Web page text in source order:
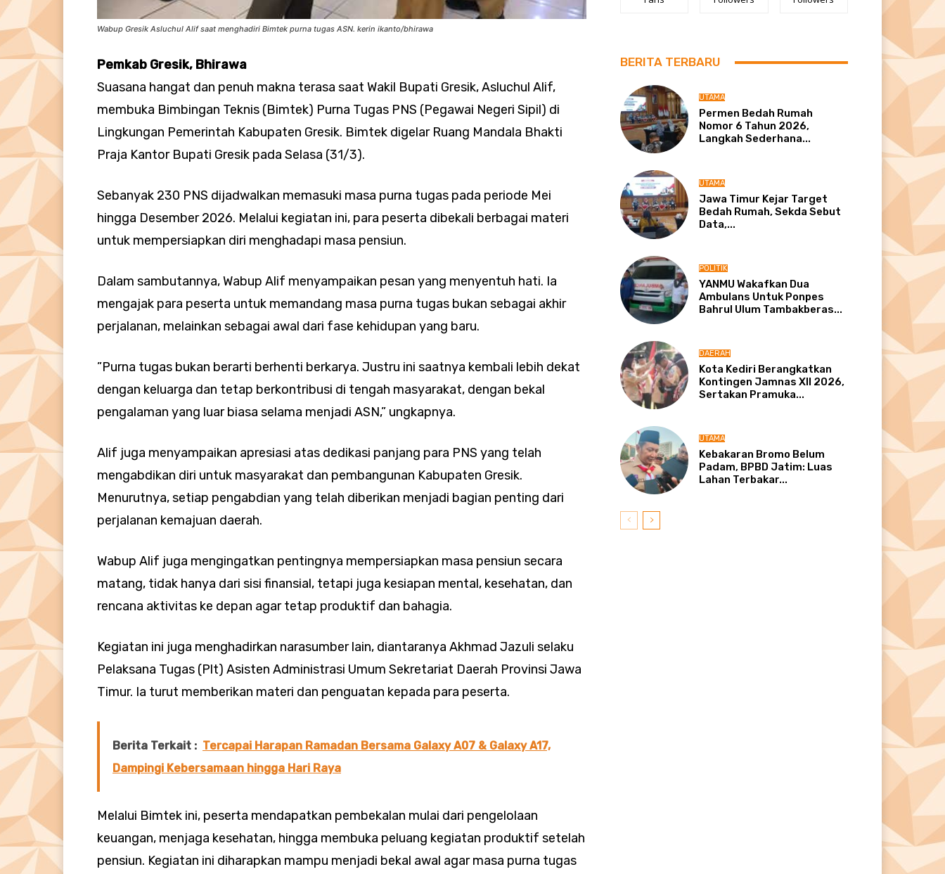
Wabup Gresik Asluchul Alif saat menghadiri Bimtek purna tugas ASN. kerin ikanto/bhirawa
Pemkab Gresik, Bhirawa
Suasana hangat dan penuh makna terasa saat Wakil Bupati Gresik, Asluchul Alif,
membuka Bimbingan Teknis (Bimtek) Purna Tugas PNS (Pegawai Negeri Sipil) di
Lingkungan Pemerintah Kabupaten Gresik. Bimtek digelar Ruang Mandala Bhakti
Praja Kantor Bupati Gresik pada Selasa (31/3).
Sebanyak 230 PNS dijadwalkan memasuki masa purna tugas pada periode Mei
hingga Desember 2026. Melalui kegiatan ini, para peserta dibekali berbagai materi
untuk mempersiapkan diri menghadapi masa pensiun.
Dalam sambutannya, Wabup Alif menyampaikan pesan yang menyentuh hati. Ia
mengajak para peserta untuk memandang masa purna tugas bukan sebagai akhir
perjalanan, melainkan sebagai awal dari fase kehidupan yang baru.
”Purna tugas bukan berarti berhenti berkarya. Justru ini saatnya kembali lebih dekat
dengan keluarga dan tetap berkontribusi di tengah masyarakat, dengan bekal
pengalaman yang luar biasa selama menjadi ASN,” ungkapnya.
Alif juga menyampaikan apresiasi atas dedikasi panjang para PNS yang telah
mengabdikan diri untuk masyarakat dan pembangunan Kabupaten Gresik.
Menurutnya, setiap pengabdian yang telah diberikan menjadi bagian penting dari
perjalanan kemajuan daerah.
Wabup Alif juga mengingatkan pentingnya mempersiapkan masa pensiun secara
matang, tidak hanya dari sisi finansial, tetapi juga kesiapan mental, kesehatan, dan
rencana aktivitas ke depan agar tetap produktif dan bahagia.
Kegiatan ini juga menghadirkan narasumber lain, diantaranya Akhmad Jazuli selaku
Pelaksana Tugas (Plt) Asisten Administrasi Umum Sekretariat Daerah Provinsi Jawa
Timur. Ia turut memberikan materi dan penguatan kepada para peserta.
Berita Terkait : Tercapai Harapan Ramadan Bersama Galaxy A07 & Galaxy A17,
Dampingi Kebersamaan hingga Hari Raya
Melalui Bimtek ini, peserta mendapatkan pembekalan mulai dari pengelolaan
keuangan, menjaga kesehatan, hingga membuka peluang kegiatan produktif setelah
pensiun. Kegiatan ini diharapkan mampu menjadi bekal awal agar masa purna tugas
BERITA TERBARU
UTAMA
Permen Bedah Rumah
Nomor 6 Tahun 2026,
Langkah Sederhana...
UTAMA
Jawa Timur Kejar Target
Bedah Rumah, Sekda Sebut
Data,...
POLITIK
YANMU Wakafkan Dua
Ambulans Untuk Ponpes
Bahrul Ulum Tambakberas...
DAERAH
Kota Kediri Berangkatkan
Kontingen Jamnas XII 2026,
Sertakan Pramuka...
UTAMA
Kebakaran Bromo Belum
Padam, BPBD Jatim: Luas
Lahan Terbakar...